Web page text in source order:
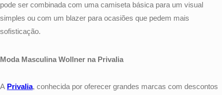
pode ser combinada com uma camiseta básica para um visual
simples ou com um blazer para ocasiões que pedem mais
sofisticação.
Moda Masculina Wollner na Privalia
A Privalia, conhecida por oferecer grandes marcas com descontos